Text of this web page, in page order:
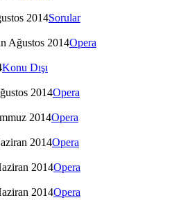
2014Sorular
Ağustos 2014Opera
Konu Dışı
2014Opera
2014Opera
2014Opera
2014Opera
2014Opera